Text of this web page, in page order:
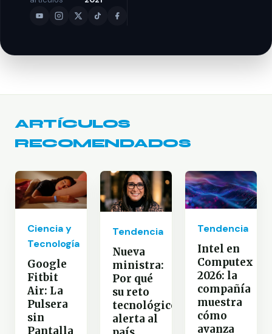
ARTÍCULOS
RECOMENDADOS
Ciencia y
Tecnología
Google
Fitbit
Air: La
Pulsera
sin
Pantalla
Tendencia
Nueva
ministra:
Por qué
su reto
tecnológico
alerta al
Tendencia
Intel en
Computex
2026: la
compañía
muestra
cómo
avanza